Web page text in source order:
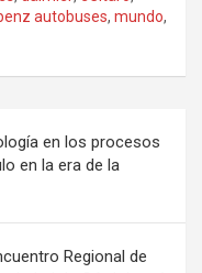
autobuses, mundo,
en los procesos
en la era de la
Regional de